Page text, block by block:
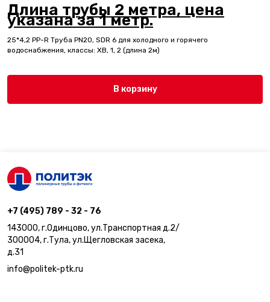
Длина трубы 2 метра, цена
указана за 1 метр.
25*4,2 PP-R Труба PN20, SDR 6 для холодного и горячего
водоснабжения, классы: ХВ, 1, 2 (длина 2м)
В корзину
+7 (495) 789 - 32 - 76
143000, г.Одинцово, ул.Транспортная д.2/
300004, г.Тула, ул.Щегловская засека,
д.31
info@politek-ptk.ru